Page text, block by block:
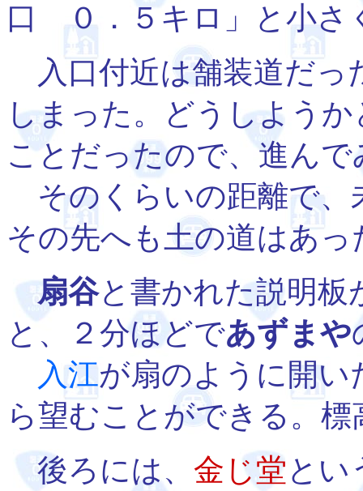
口 ０．５キロ」と小さ
入口付近は舗装道だっ
しまった。どうしよう
ことだったので、進んで
そのくらいの距離で、
その先へも土の道はあ
扇谷と書かれた説明板
と、２分ほどであずまや
入江が扇のように開い
ら望むことができる。
後ろには、 金じ堂とい